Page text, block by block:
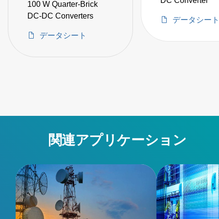
100 W Quarter-Brick
DC-DC Converters
データシート
データシート
関連アプリケーション